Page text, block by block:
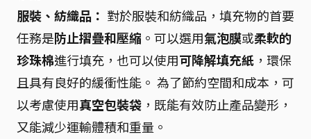
服裝、紡織品： 對於服裝和紡織品，填充物的首要
任務是防止摺疊和壓縮 。可以選用氣泡膜或柔軟的
珍珠棉進行填充，也可以使用可降解填充紙 ，環保
且具有良好的緩衝性能。 為了節約空間和成本，可
以考慮使用真空包裝袋 ，既能有效防止產品變形，
又能減少運輸體積和重量。